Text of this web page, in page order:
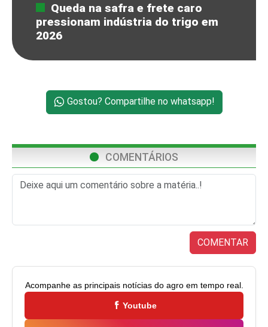
Queda na safra e frete caro
pressionam indústria do trigo em
2026
Gostou? Compartilhe no whatsapp!
COMENTÁRIOS
COMENTAR
Acompanhe as principais notícias do agro em tempo real.
Youtube